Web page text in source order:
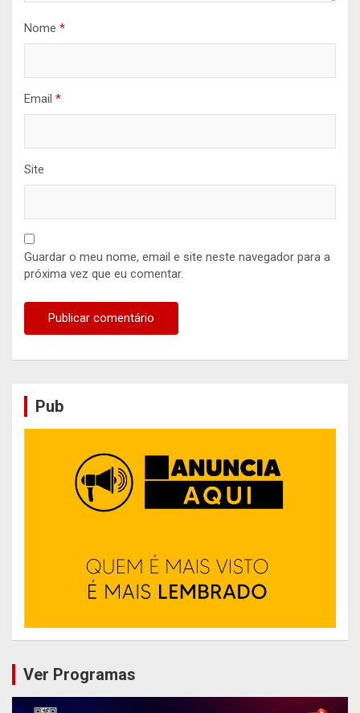
Nome *
Email *
Site
Guardar o meu nome, email e site neste navegador para a
próxima vez que eu comentar.
Pub
Ver Programas